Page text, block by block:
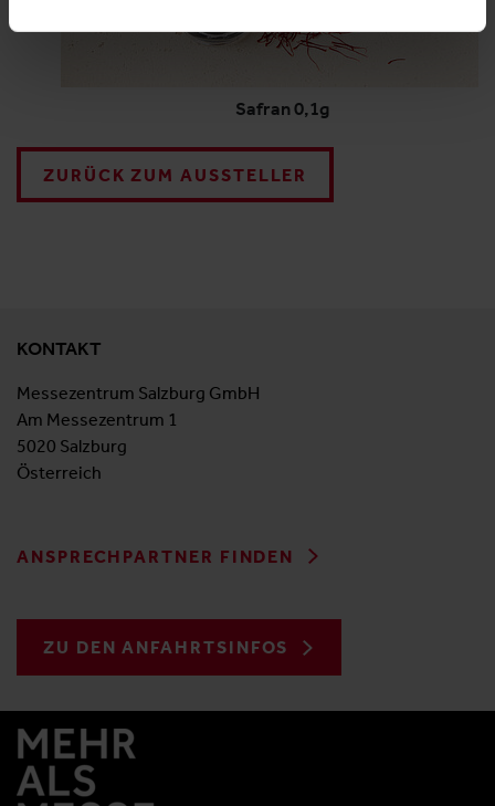
Safran 0,1g
ZURÜCK ZUM AUSSTELLER
KONTAKT
Messezentrum Salzburg GmbH
Am Messezentrum 1
5020 Salzburg
Österreich
ANSPRECHPARTNER FINDEN
ZU DEN ANFAHRTSINFOS